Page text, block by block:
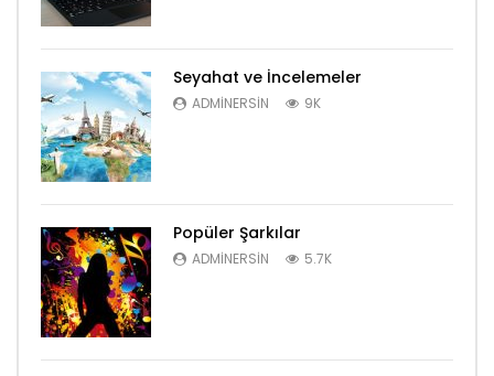
Seyahat ve İncelemeler
ADMINERSIN 9K
Popüler Şarkılar
ADMINERSIN 5.7K